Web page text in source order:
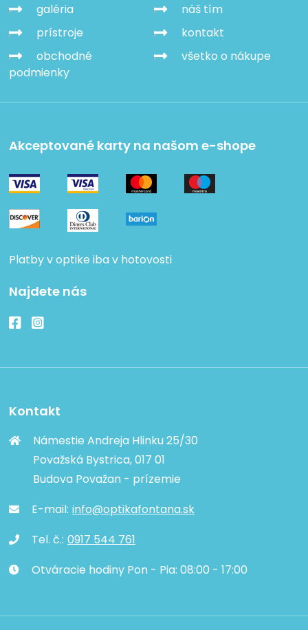
galéria
náš tím
prístroje
kontakt
obchodné
podmienky
všetko o nákupe
Akceptované karty na našom e-shope
Platby v optike iba v hotovosti
Najdete nás
Kontakt
Námestie Andreja Hlinku 25/30
Považská Bystrica, 017 01
Budova Považan - prízemie
E-mail: info@optikafontana.sk
Tel. č.: 0917 544 761
Otváracie hodiny Pon - Pia: 08:00 - 17:00